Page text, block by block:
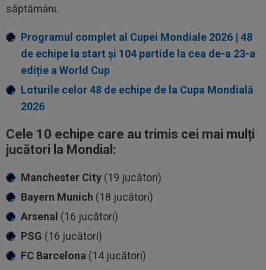
săptămâni.
Programul complet al Cupei Mondiale 2026 | 48
de echipe la start și 104 partide la cea de-a 23-a
ediție a World Cup
Loturile celor 48 de echipe de la Cupa Mondială
2026
Cele 10 echipe care au trimis cei mai mulți
jucători la Mondial:
Manchester City (19 jucători)
Bayern Munich (18 jucători)
Arsenal (16 jucători)
PSG (16 jucători)
FC Barcelona (14 jucători)